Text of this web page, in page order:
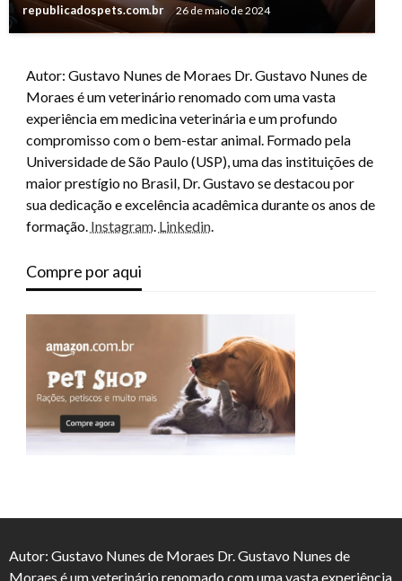
republicadospets.com.br 26 de maio de 2024
Autor: Gustavo Nunes de Moraes Dr. Gustavo Nunes de
Moraes é um veterinário renomado com uma vasta
experiência em medicina veterinária e um profundo
compromisso com o bem-estar animal. Formado pela
Universidade de São Paulo (USP), uma das instituições de
maior prestígio no Brasil, Dr. Gustavo se destacou por
sua dedicação e excelência acadêmica durante os anos de
formação. Instagram. Linkedin.
Compre por aqui
Autor: Gustavo Nunes de Moraes Dr. Gustavo Nunes de
Moraes é um veterinário renomado com uma vasta experiência